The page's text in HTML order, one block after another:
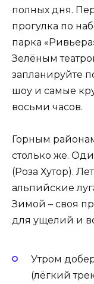
полных дня.
прогулка по
парка
Зелёным
запланируйте
шоу и самые
восьми часов.
Горным
столько же.
(Роза Хутор).
альпийские
Зимой – своя
для ущелий и
Утром
(лёгкий